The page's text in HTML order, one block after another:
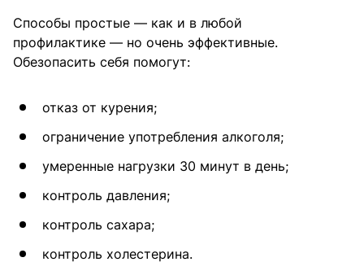
Способы простые — как и в любой
профилактике — но очень эффективные.
Обезопасить себя помогут:
отказ от курения;
ограничение употребления алкоголя;
умеренные нагрузки 30 минут в день;
контроль давления;
контроль сахара;
контроль холестерина.